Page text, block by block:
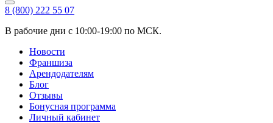
8 (800) 222 55 07
В рабочие дни с 10:00-19:00 по МСК.
Новости
Франшиза
Арендодателям
Блог
Отзывы
Бонусная программа
Личный кабинет